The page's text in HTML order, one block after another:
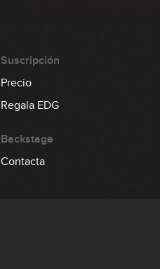
Suscripción
Precio
Regala EDG
Backstage
Contacta